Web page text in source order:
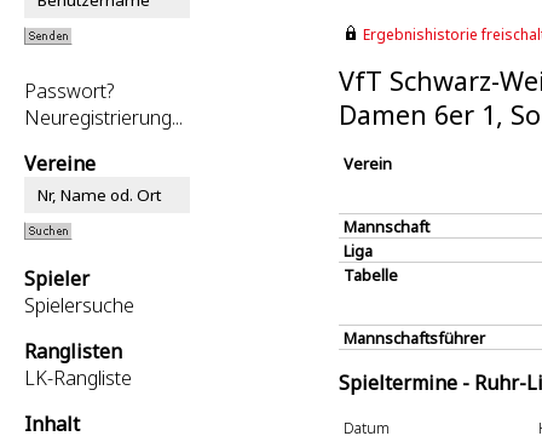
Passwort?
Neuregistrierung...
Vereine
Spieler
Spielersuche
Ranglisten
LK-Rangliste
Inhalt
Ergebnishistorie
VfT Schwarz-
Damen 6er 1,
Verein
Mannschaft
Liga
Tabelle
Mannschaftsführer
Spieltermine - Ruhr-
Datum